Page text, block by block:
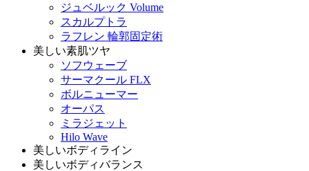
ジュベルック Volume
スカルプトラ
ラフレン 輪郭固定術
美しい素肌ツヤ
ソフウェーブ
サーマクール FLX
ボルニューマー
オーパス
ミラジェット
Hilo Wave
美しいボディライン
美しいボディバランス